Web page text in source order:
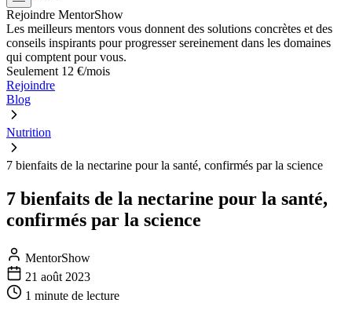
Rejoindre MentorShow
Les meilleurs mentors vous donnent des solutions concrètes et des
conseils inspirants pour progresser sereinement dans les domaines
qui comptent pour vous.
Seulement 12 €/mois
Rejoindre
Blog
Nutrition
7 bienfaits de la nectarine pour la santé, confirmés par la science
7 bienfaits de la nectarine pour la santé,
confirmés par la science
MentorShow
21 août 2023
1 minute de lecture